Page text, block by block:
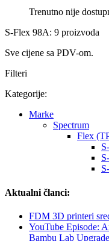
Trenutno nije
S-Flex 98A: 9 proizvoda
Sve cijene sa PDV-om.
Filteri
Kategorije:
Marke
Spectrum
Flex
Aktualni članci:
FDM 3D printeri
YouTube Episode:
Bambu Lab